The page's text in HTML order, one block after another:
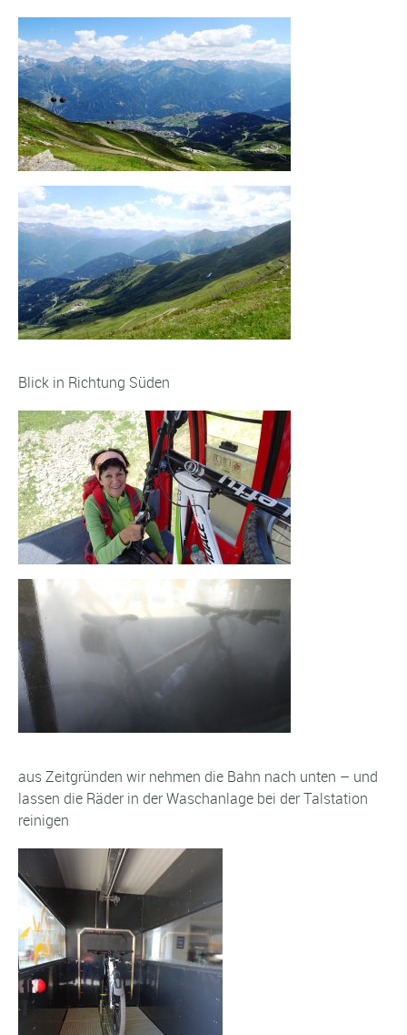
Blick in Richtung Süden
aus Zeitgründen wir nehmen die Bahn nach unten – und
lassen die Räder in der Waschanlage bei der Talstation
reinigen